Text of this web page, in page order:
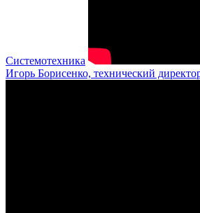
Системотехника
Игорь Борисенко, технический